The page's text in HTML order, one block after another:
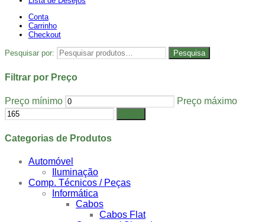
Conta
Carrinho
Checkout
Pesquisar por: Pesquisa
Filtrar por Preço
Preço mínimo Preço máximo
Categorias de Produtos
Automóvel
Iluminação
Comp. Técnicos / Peças
Informática
Cabos
Cabos Flat